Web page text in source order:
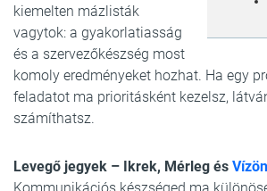
kiemelten mázlisták
vagytok: a gyakorlatiasság
és a szervezőkészség most
komoly eredményeket hozhat. Ha egy
feladatot ma prioritásként kezelsz,
számíthatsz.
Levegő jegyek – Ikrek, Mérleg és